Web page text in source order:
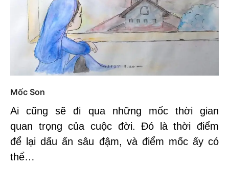
Mốc Son
Ai cũng sẽ đi qua những mốc thời gian
quan trọng của cuộc đời. Đó là thời điểm
để lại dấu ấn sâu đậm, và điểm mốc ấy có
thể…